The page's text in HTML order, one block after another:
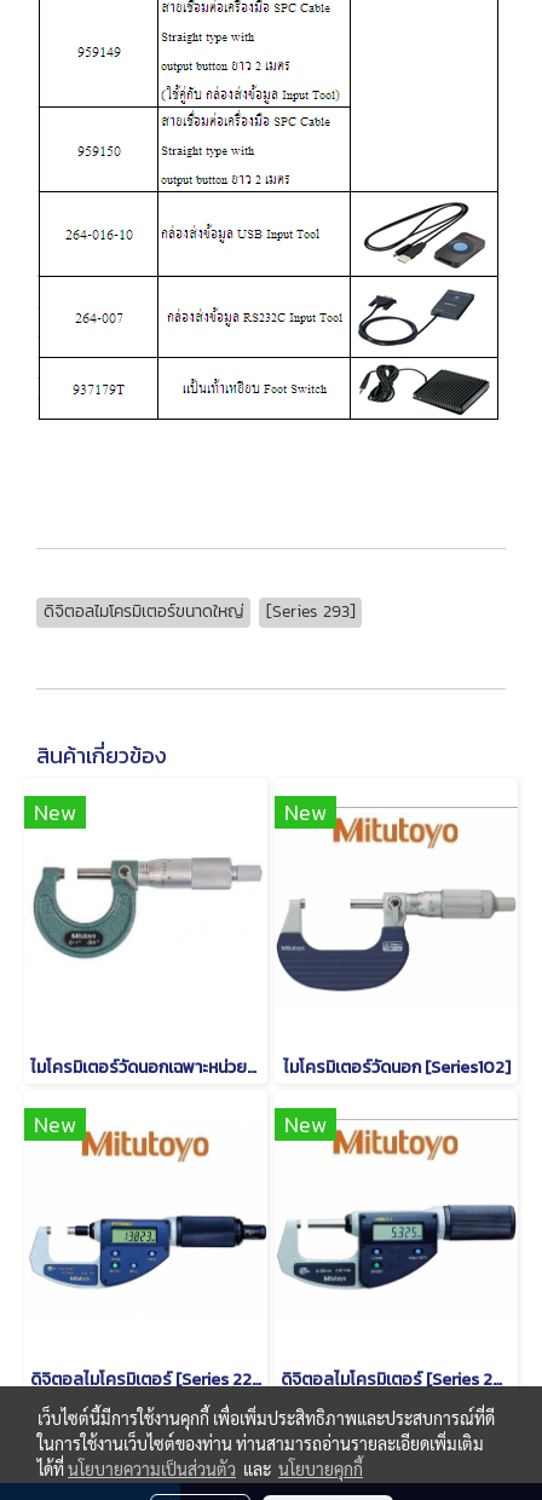
ดิจิตอลไมโครมิเตอร์ขนาดใหญ่ [Series 293]
สินค้าเกี่ยวข้อง
New
ไมโครมิเตอร์วัดนอกเฉพาะหน่วยนิ้ว รุ่น 103
New
ไมโครมิเตอร์วัดนอก [Series102]
New
ดิจิตอลไมโครมิเตอร์ [Series 227]
New
ดิจิตอลไมโครมิเตอร์ [Series 293]
เว็บไซต์นี้มีการใช้งานคุกกี้ เพื่อเพิ่มประสิทธิภาพและประสบการณ์ที่ดี
ในการใช้งานเว็บไซต์ของท่าน ท่านสามารถอ่านรายละเอียดเพิ่มเติม
ได้ที่นโยบายความเป็นส่วนตัว และ นโยบายคุกกี้